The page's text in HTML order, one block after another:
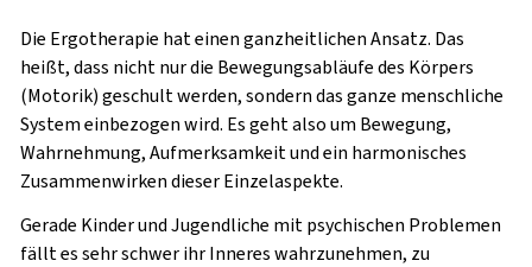
Die Ergotherapie hat einen ganzheitlichen Ansatz. Das
heißt, dass nicht nur die Bewegungsabläufe des Körpers
(Motorik) geschult werden, sondern das ganze menschliche
System einbezogen wird. Es geht also um Bewegung,
Wahrnehmung, Aufmerksamkeit und ein harmonisches
Zusammenwirken dieser Einzelaspekte.
Gerade Kinder und Jugendliche mit psychischen Problemen
fällt es sehr schwer ihr Inneres wahrzunehmen, zu